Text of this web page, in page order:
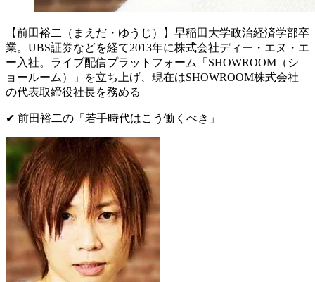
【前田裕二（まえだ・ゆうじ）】早稲田大学政治経済学部卒
業。UBS証券などを経て2013年に株式会社ディー・エヌ・エ
ー入社。ライブ配信プラットフォーム「SHOWROOM（シ
ョールーム）」を立ち上げ、現在はSHOWROOM株式会社
の代表取締役社長を務める
✔︎ 前田裕二の 「 若手時代はこう働くべき 」